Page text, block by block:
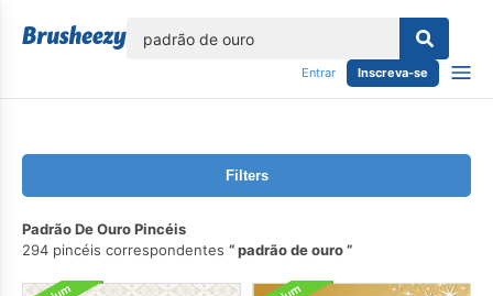
Entrar Inscreva-se
Filters
Padrão De Ouro Pincéis
294 pincéis correspondentes
padrão de ouro